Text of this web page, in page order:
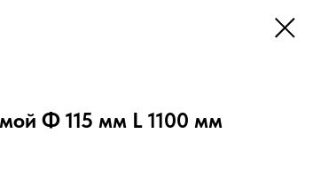
Ф 115 мм L 1100 мм